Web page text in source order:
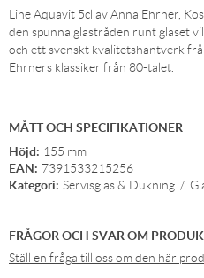
Line Aquavit 5cl av Anna Ehrner,
den spunna glastråden runt glaset
och ett svenskt kvalitetshantverk
Ehrners klassiker från 80-talet.
MÅTT OCH SPECIFIKATIONER
Höjd: 155 mm
EAN: 7391533215256
Kategori: Servisglas & Dukning /
FRÅGOR OCH SVAR OM
Ställ en fråga till oss om den här